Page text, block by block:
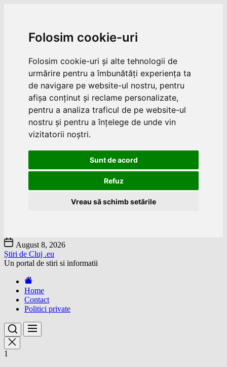
Folosim cookie-uri
Folosim cookie-uri și alte tehnologii de
urmărire pentru a îmbunătăți experiența ta
de navigare pe website-ul nostru, pentru
afișa conținut și reclame personalizate,
pentru a analiza traficul de pe website-ul
nostru și pentru a înțelege de unde vin
vizitatorii noștri.
Sunt de acord
Refuz
Vreau să schimb setările
Skip
to
the
content
August 8, 2026
Știri de Cluj .eu
Un portal de stiri si informatii
Home
Contact
Politici private
1